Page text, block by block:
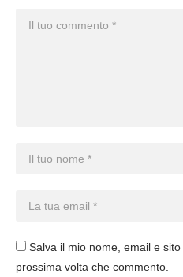
Salva il mio nome, email e
prossima volta che commento.